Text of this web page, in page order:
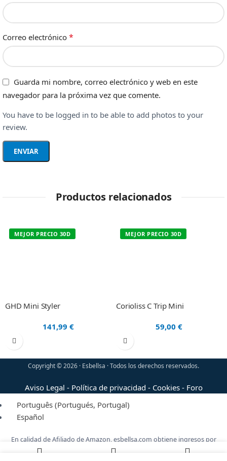
Correo electrónico *
Guarda mi nombre, correo electrónico y web en este
navegador para la próxima vez que comente.
You have to be logged in to be able to add photos to your
review.
Productos relacionados
MEJOR PRECIO 30D
GHD Mini Styler
141,99 €
MEJOR PRECIO 30D
Corioliss C Trip Mini
59,00 €
Copyright © 2026 · Esbellsa · Todos los derechos reservados.
Aviso Legal - Política de privacidad - Cookies- Foro
Português (Portugués, Portugal)
Español
En calidad de Afiliado de Amazon, esbellsa.com obtiene ingresos por
las compras adscritas que cumplen los requisitos, sin coste adicional